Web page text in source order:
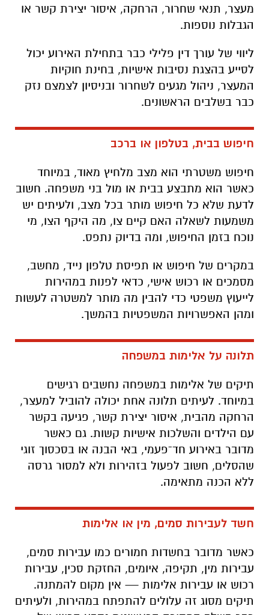
מעצר, תנאי שחרור, הרחקה, איסור יצירת קשר או
הגבלות נוספות.
ליווי של עורך דין פלילי כבר בתחילת האירוע יכול
לסייע בהצגת נסיבות אישיות, בחינת חוקיות
המעצר, ניהול מגעים לשחרור ובניסיון לצמצם נזק
כבר בשלבים הראשונים.
חיפוש בבית, בטלפון או ברכב
חיפוש משטרתי הוא מצב מלחיץ מאוד, במיוחד
כאשר הוא מתבצע בבית או מול בני משפחה. חשוב
לדעת שלא כל חיפוש מותר בכל מצב, ולעיתים יש
משמעות לשאלה האם קיים צו, מה היקף הצו, מי
נוכח בזמן החיפוש, ומה בדיוק נתפס.
במקרים של חיפוש או תפיסת טלפון נייד, מחשב,
מסמכים או רכוש אישי, כדאי לפנות במהירות
לייעוץ משפטי כדי להבין מה מותר למשטרה לעשות
ומהן האפשרויות המשפטיות בהמשך.
תלונה על אלימות במשפחה
תיקים של אלימות במשפחה נחשבים רגישים
במיוחד. לעיתים תלונה אחת יכולה להוביל למעצר,
הרחקה מהבית, איסור יצירת קשר, פגיעה בקשר
עם הילדים והשלכות אישיות קשות. גם כאשר
מדובר באירוע חד־פעמי, באי הבנה או בסכסוך זוגי
שהסלים, חשוב לפעול בזהירות ולא למסור גרסה
ללא הכנה מתאימה.
חשד לעבירות סמים, מין או אלימות
כאשר מדובר בחשדות חמורים כמו עבירות סמים,
עבירות מין, תקיפה, איומים, החזקת סכין, עבירות
רכוש או עבירות אלימות — אין מקום להמתנה.
תיקים מסוג זה עלולים להתפתח במהירות, ולעיתים